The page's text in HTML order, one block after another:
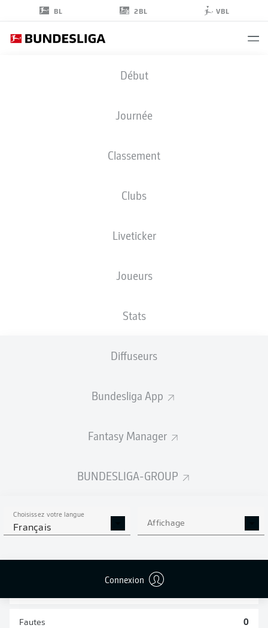
BL 2BL VBL
Début
Journée
Classement
Clubs
Liveticker
Joueurs
Stats
Diffuseurs
Bundesliga App
Fantasy Manager
BUNDESLIGA-GROUP
Choisissez votre langue
Français Affichage
Connexion
STATS DE LA SAISON
2026/2027
0 0
Fautes 0